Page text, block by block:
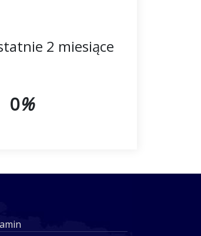
2 miesiące
0%